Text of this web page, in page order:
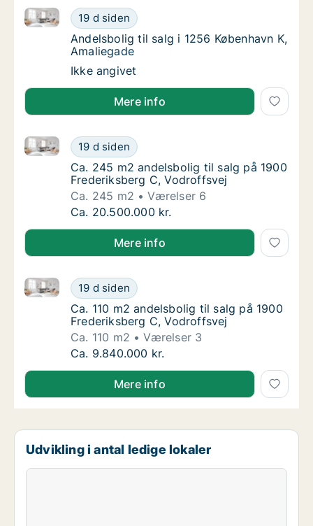
Andelsbolig til salg i 1256 København K,
19 d siden
Andelsbolig til salg i 1256 København K, Amaliegade
Andelsbolig til salg i 1256 København K,
Andelsbolig til salg i 1256 København K,
Amaliegade
Andelsbolig til salg i 1256 København K,
Ikke angivet
Mere info
Ca. 245 m2 andelsbolig til salg på 1900
19 d siden
Ca. 245 m2 andelsbolig til salg på 1900
Ca. 245 m2 andelsbolig til salg på 1900
Ca. 245 m2 andelsbolig til salg på 1900
Frederiksberg C, Vodroffsvej
Ca. 245 m2
Værelser 6
Ca. 245 m2 andelsbolig til salg på 1900
Ca. 20.500.000 kr.
Mere info
Ca. 110 m2 andelsbolig til salg på 1900
19 d siden
Ca. 110 m2 andelsbolig til salg på 1900
Ca. 110 m2 andelsbolig til salg på 1900
Ca. 110 m2 andelsbolig til salg på 1900
Frederiksberg C, Vodroffsvej
Ca. 110 m2
Værelser 3
Ca. 110 m2 andelsbolig til salg på 1900
Ca. 9.840.000 kr.
Mere info
Udvikling i antal ledige lokaler